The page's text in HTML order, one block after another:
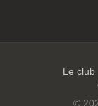
Le club
©